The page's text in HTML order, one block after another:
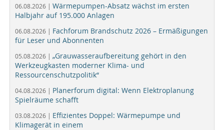
06.08.2026 | Wärmepumpen-Absatz wächst im ersten
Halbjahr auf 195.000 Anlagen
06.08.2026 | Fachforum Brandschutz 2026 – Ermäßigungen
für Leser und Abonnenten
05.08.2026 | „Grauwasseraufbereitung gehört in den
Werkzeugkasten moderner Klima- und
Ressourcenschutzpolitik“
04.08.2026 | Planerforum digital: Wenn Elektroplanung
Spielräume schafft
03.08.2026 | Effizientes Doppel: Wärmepumpe und
Klimagerät in einem